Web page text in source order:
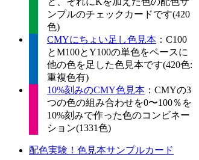
ンプルのチェックカードです(420
色)
CMYにちょい足し色見本 ：C100
とM100とY100の単色をベースに
他の色を足した色見本です(420色:
重複色有)
10%刻みのCMY色見本 ：CMYの3
つの色の組み合わせを0〜100％を
10%刻みで作った色のコンビネー
ション(1331色)
配色実験！色見本サンプルカード